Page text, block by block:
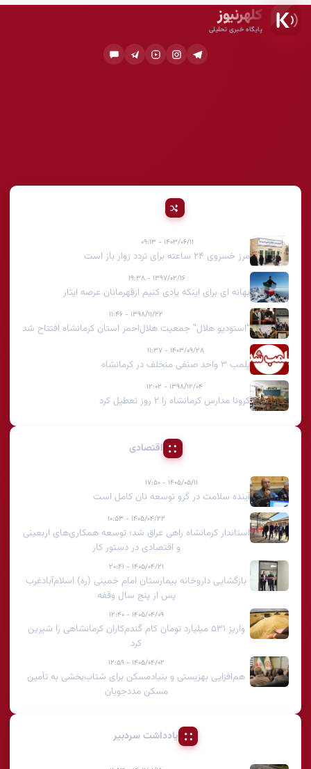
کلهرنیوز
پایگاه خبری تحلیلی
پیشنهادی
۱۴۰۳/۰۶/۱۱ - ۰۹:۱۳
مرز خسروی ۲۴ ساعته برای تردد زوار باز است
۱۳۹۷/۰۲/۱۶ - ۱۹:۳۸
بهانه ای برای اینکه یادی کنیم ازقهرمانان عرصه ایثار
۱۳۹۸/۱۱/۲۲ - ۱۱:۴۶
“استودیو هلال” جمعیت هلال‌احمر استان کرمانشاه افتتاح شد
۱۴۰۳/۰۹/۲۸ - ۱۱:۳۷
پلمب ۳ واحد صنفی متخلف در کرمانشاه
۱۳۹۸/۱۲/۰۴ - ۱۲:۰۲
کرونا مدارس کرمانشاه را ۲ روز تعطیل کرد
اقتصادی
۱۴۰۵/۰۵/۱۱ - ۱۷:۵۰
آینده سلامت در گرو توسعه نان کامل است
۱۴۰۵/۰۴/۲۲ - ۱۰:۵۳
استاندار کرمانشاه راهی عراق شد؛ توسعه همکاری‌های اربعینی
و اقتصادی در دستور کار
۱۴۰۵/۰۴/۲۱ - ۲۰:۴۱
بازگشایی داروخانه بیمارستان امام خمینی (ره) اسلام‌آبادغرب
پس از پنج سال وقفه
۱۴۰۵/۰۴/۰۹ - ۱۲:۴۰
واریز ۵۳۱ میلیارد تومان کام گندم‌کاران کرمانشاهی را شیرین
کرد
۱۴۰۵/۰۴/۰۲ - ۱۲:۵۹
هم‌افزایی بهزیستی و بنیادمسکن برای شتاب‌بخشی به تأمین
مسکن مددجویان
یادداشت سردبیر